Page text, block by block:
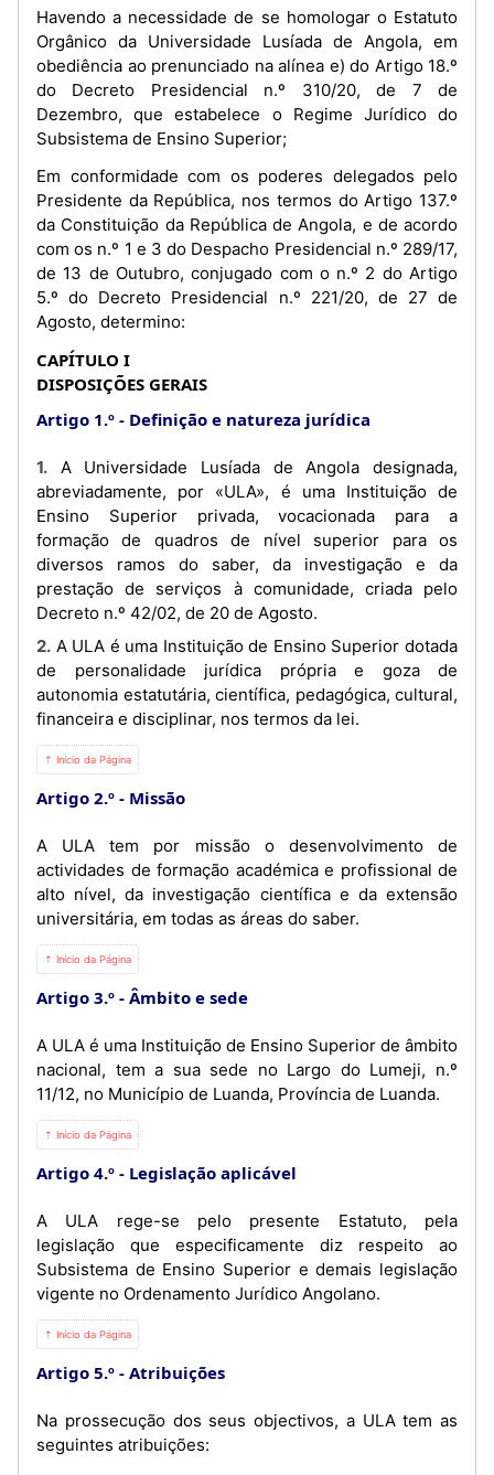
Havendo a necessidade de se homologar o Estatuto
Orgânico da Universidade Lusíada de Angola, em
obediência ao prenunciado na alínea e) do Artigo 18.º
do Decreto Presidencial n.º 310/20, de 7 de
Dezembro, que estabelece o Regime Jurídico do
Subsistema de Ensino Superior;
Em conformidade com os poderes delegados pelo
Presidente da República, nos termos do Artigo 137.º
da Constituição da República de Angola, e de acordo
com os n.º 1 e 3 do Despacho Presidencial n.º 289/17,
de 13 de Outubro, conjugado com o n.º 2 do Artigo
5.º do Decreto Presidencial n.º 221/20, de 27 de
Agosto, determino:
CAPÍTULO I
DISPOSIÇÕES GERAIS
Artigo 1.º
Definição e natureza jurídica
1. A Universidade Lusíada de Angola designada,
abreviadamente, por «ULA», é uma Instituição de
Ensino Superior privada, vocacionada para a
formação de quadros de nível superior para os
diversos ramos do saber, da investigação e da
prestação de serviços à comunidade, criada pelo
Decreto n.º 42/02, de 20 de Agosto.
2. A ULA é uma Instituição de Ensino Superior dotada
de personalidade jurídica própria e goza de
autonomia estatutária, científica, pedagógica, cultural,
financeira e disciplinar, nos termos da lei.
⇡ Início da Página
Artigo 2.º Missão
A ULA tem por missão o desenvolvimento de
actividades de formação académica e profissional de
alto nível, da investigação científica e da extensão
universitária, em todas as áreas do saber.
⇡ Início da Página
Artigo 3.º Âmbito e sede
A ULA é uma Instituição de Ensino Superior de âmbito
nacional, tem a sua sede no Largo do Lumeji, n.º
11/12, no Município de Luanda, Província de Luanda.
⇡ Início da Página
Artigo 4.º Legislação aplicável
A ULA rege-se pelo presente Estatuto, pela
legislação que especificamente diz respeito ao
Subsistema de Ensino Superior e demais legislação
vigente no Ordenamento Jurídico Angolano.
⇡ Início da Página
Artigo 5.º Atribuições
Na prossecução dos seus objectivos, a ULA tem as
seguintes atribuições: